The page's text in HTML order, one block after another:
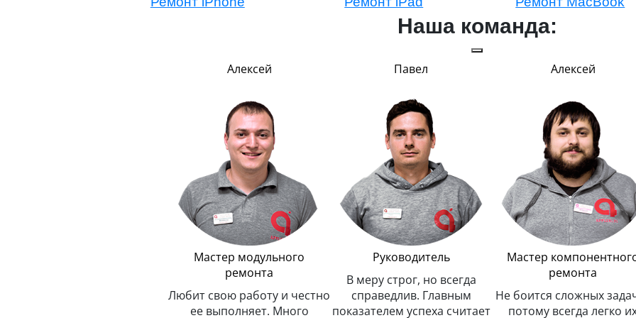
Наша команда:
Алексей
Мастер модульного
ремонта
Любит свою работу и честно
ее выполняет. Много
Павел
Руководитель
В меру строг, но всегда
справедлив. Главным
показателем успеха считает
Алексей
Мастер
ремонта
Не боится сложных
потому всегда легко